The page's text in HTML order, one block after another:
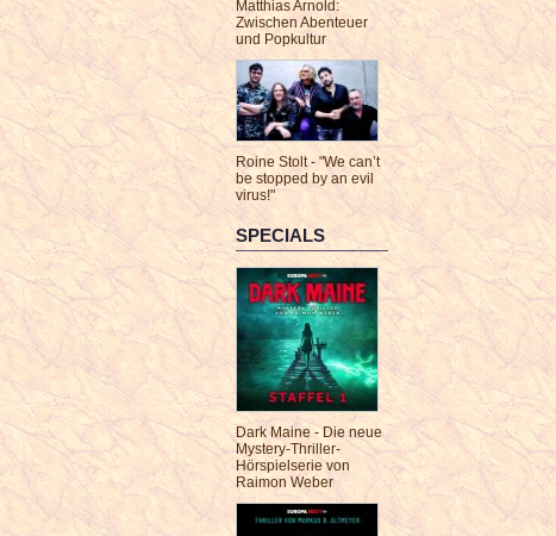
Matthias Arnold:
Zwischen Abenteuer
und Popkultur
Roine Stolt - "We can’t
be stopped by an evil
virus!"
SPECIALS
Dark Maine - Die neue
Mystery-Thriller-
Hörspielserie von
Raimon Weber